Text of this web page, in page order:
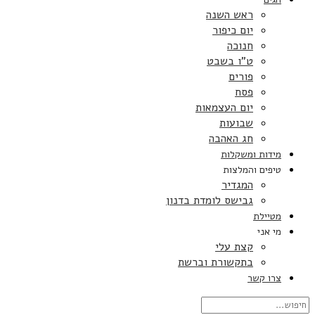
ראש השנה
יום כיפור
חנוכה
ט”ו בשבט
פורים
פסח
יום העצמאות
שבועות
חג האהבה
מידות ומשקלות
טיפים והמלצות
המגדיר
גבישס לומדת בדנון
מטיילת
מי אני
קצת עלי
בתקשורת וברשת
צרו קשר